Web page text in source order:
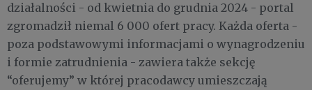
działalności - od kwietnia do grudnia 2024 - portal
zgromadził niemal 6 000 ofert pracy. Każda oferta -
poza podstawowymi informacjami o wynagrodzeniu
i formie zatrudnienia - zawiera także sekcję
“oferujemy” w której pracodawcy umieszczają